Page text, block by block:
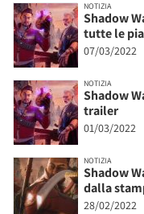
NOTIZIA
Shadow
tutte le
07/03/2022
NOTIZIA
Shadow
trailer
01/03/2022
NOTIZIA
Shadow
dalla
28/02/2022